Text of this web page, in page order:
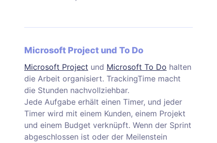
Microsoft Project und To Do
Microsoft Project und Microsoft To Do halten
die Arbeit organisiert. TrackingTime macht
die Stunden nachvollziehbar.
Jede Aufgabe erhält einen Timer, und jeder
Timer wird mit einem Kunden, einem Projekt
und einem Budget verknüpft. Wenn der Sprint
abgeschlossen ist oder der Meilenstein